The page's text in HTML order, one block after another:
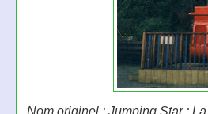
Nom originel : Jumping Star ;